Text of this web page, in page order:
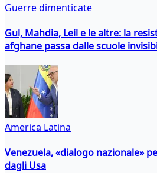
Guerre dimenticate
Gul, Mahdia, Leil e le altre: la
afghane passa dalle scuole
America Latina
Venezuela, «dialogo nazionale»
dagli Usa